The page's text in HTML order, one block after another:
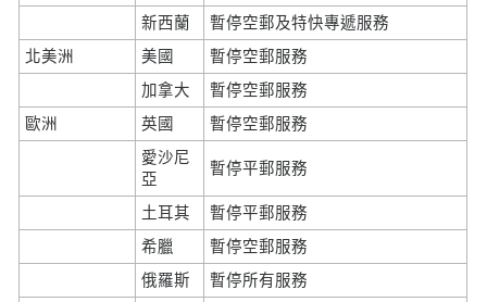
新西蘭
暫停空郵及特快專遞服務
北美洲
美國
暫停空郵服務
加拿大
暫停空郵服務
歐洲
英國
暫停空郵服務
愛沙尼
亞
暫停平郵服務
土耳其
暫停平郵服務
希臘
暫停空郵服務
俄羅斯
暫停所有服務